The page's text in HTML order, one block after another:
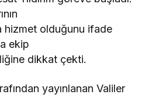
hizmet olduğunu ifade
ekip
dikkat çekti.
yayınlanan Valiler